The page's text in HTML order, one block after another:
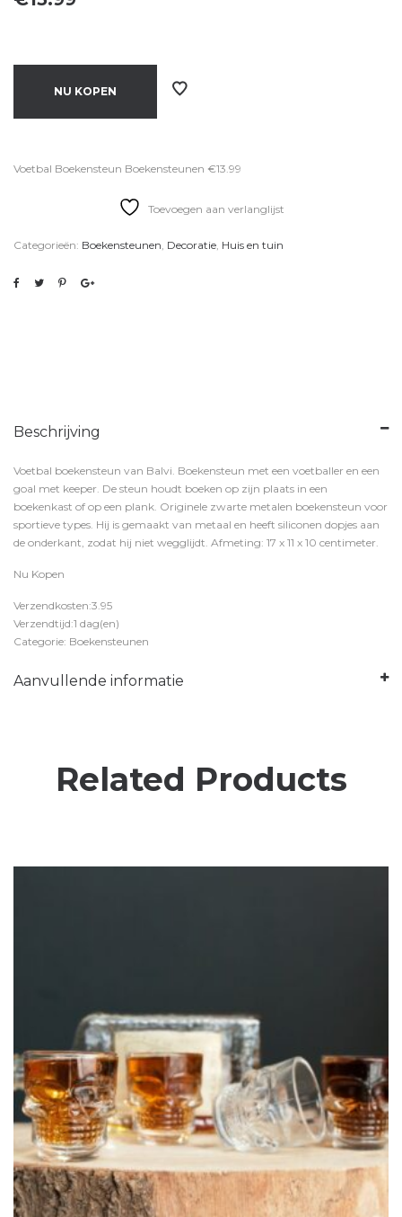
NU KOPEN
Voetbal Boekensteun Boekensteunen €13.99
Toevoegen aan verlanglijst
Categorieën: Boekensteunen, Decoratie, Huis en tuin
Beschrijving
Voetbal boekensteun van Balvi. Boekensteun met een voetballer en een
goal met keeper. De steun houdt boeken op zijn plaats in een
boekenkast of op een plank. Originele zwarte metalen boekensteun voor
sportieve types. Hij is gemaakt van metaal en heeft siliconen dopjes aan
de onderkant, zodat hij niet wegglijdt. Afmeting: 17 x 11 x 10 centimeter.
Nu Kopen
Verzendkosten:3.95
Verzendtijd:1 dag(en)
Categorie: Boekensteunen
Aanvullende informatie
Related Products